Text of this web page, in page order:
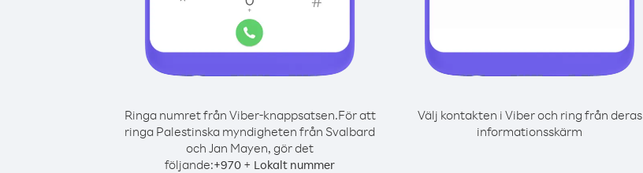
Ringa numret från Viber-knappsatsen.För att
ringa Palestinska myndigheten från Svalbard
och Jan Mayen, gör det
följande:+970 + Lokalt nummer
Välj kontakten i Viber och ring från deras
informationsskärm